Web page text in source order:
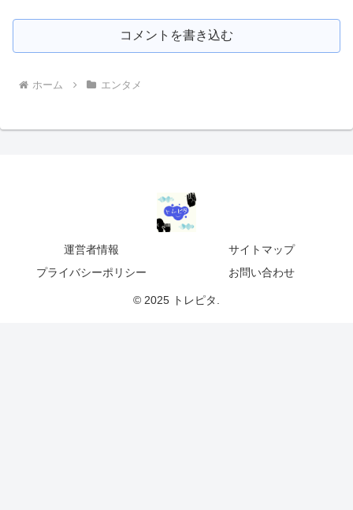
コメントを書き込む
ホーム エンタメ
運営者情報
サイトマップ
プライバシーポリシー
お問い合わせ
© 2025 トレピタ.